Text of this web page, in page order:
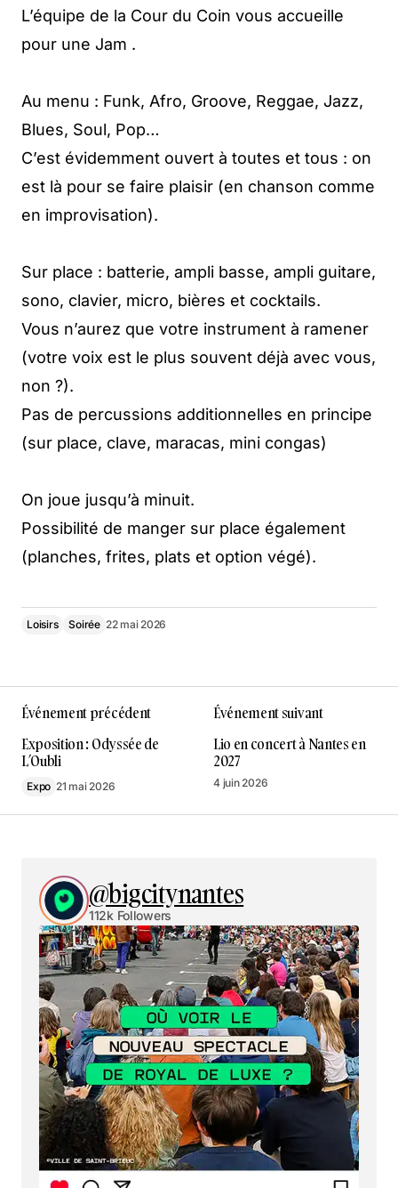
L’équipe de la Cour du Coin vous accueille
pour une Jam .
Au menu : Funk, Afro, Groove, Reggae, Jazz,
Blues, Soul, Pop…
C’est évidemment ouvert à toutes et tous : on
est là pour se faire plaisir (en chanson comme
en improvisation).
Sur place : batterie, ampli basse, ampli guitare,
sono, clavier, micro, bières et cocktails.
Vous n’aurez que votre instrument à ramener
(votre voix est le plus souvent déjà avec vous,
non ?).
Pas de percussions additionnelles en principe
(sur place, clave, maracas, mini congas)
On joue jusqu’à minuit.
Possibilité de manger sur place également
(planches, frites, plats et option végé).
Loisirs Soirée 22 mai 2026
Événement précédent
Exposition : Odyssée de
L’Oubli
Expo 21 mai 2026
Événement suivant
Lio en concert à Nantes en
2027
4 juin 2026
@bigcitynantes
112k Followers